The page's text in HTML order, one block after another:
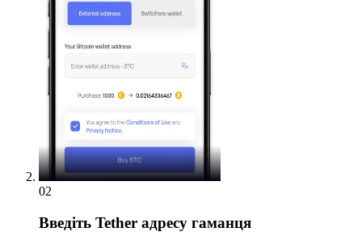
02
Введіть Tether адресу гаманця